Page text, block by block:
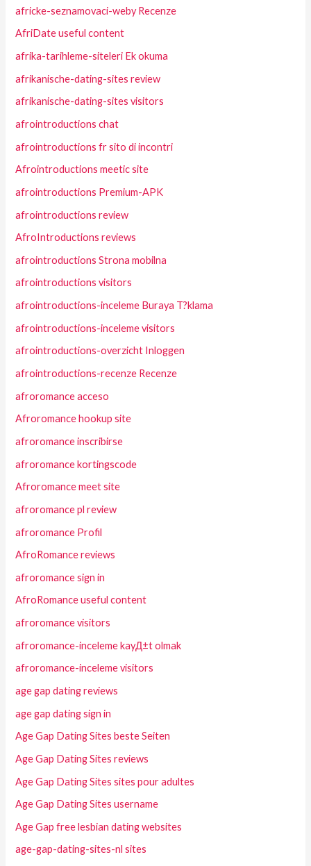
africke-seznamovaci-weby Recenze
AfriDate useful content
afrika-tarihleme-siteleri Ek okuma
afrikanische-dating-sites review
afrikanische-dating-sites visitors
afrointroductions chat
afrointroductions fr sito di incontri
Afrointroductions meetic site
afrointroductions Premium-APK
afrointroductions review
AfroIntroductions reviews
afrointroductions Strona mobilna
afrointroductions visitors
afrointroductions-inceleme Buraya T?klama
afrointroductions-inceleme visitors
afrointroductions-overzicht Inloggen
afrointroductions-recenze Recenze
afroromance acceso
Afroromance hookup site
afroromance inscribirse
afroromance kortingscode
Afroromance meet site
afroromance pl review
afroromance Profil
AfroRomance reviews
afroromance sign in
AfroRomance useful content
afroromance visitors
afroromance-inceleme kayД±t olmak
afroromance-inceleme visitors
age gap dating reviews
age gap dating sign in
Age Gap Dating Sites beste Seiten
Age Gap Dating Sites reviews
Age Gap Dating Sites sites pour adultes
Age Gap Dating Sites username
Age Gap free lesbian dating websites
age-gap-dating-sites-nl sites